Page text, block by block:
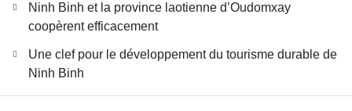
Ninh Binh et la province laotienne d’Oudomxay
coopèrent efficacement
Une clef pour le développement du tourisme durable de
Ninh Binh